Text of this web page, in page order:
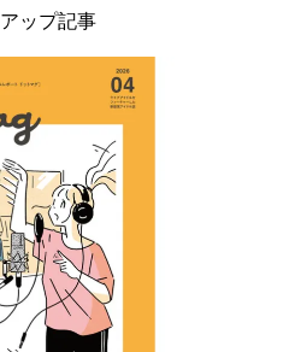
ップ記事